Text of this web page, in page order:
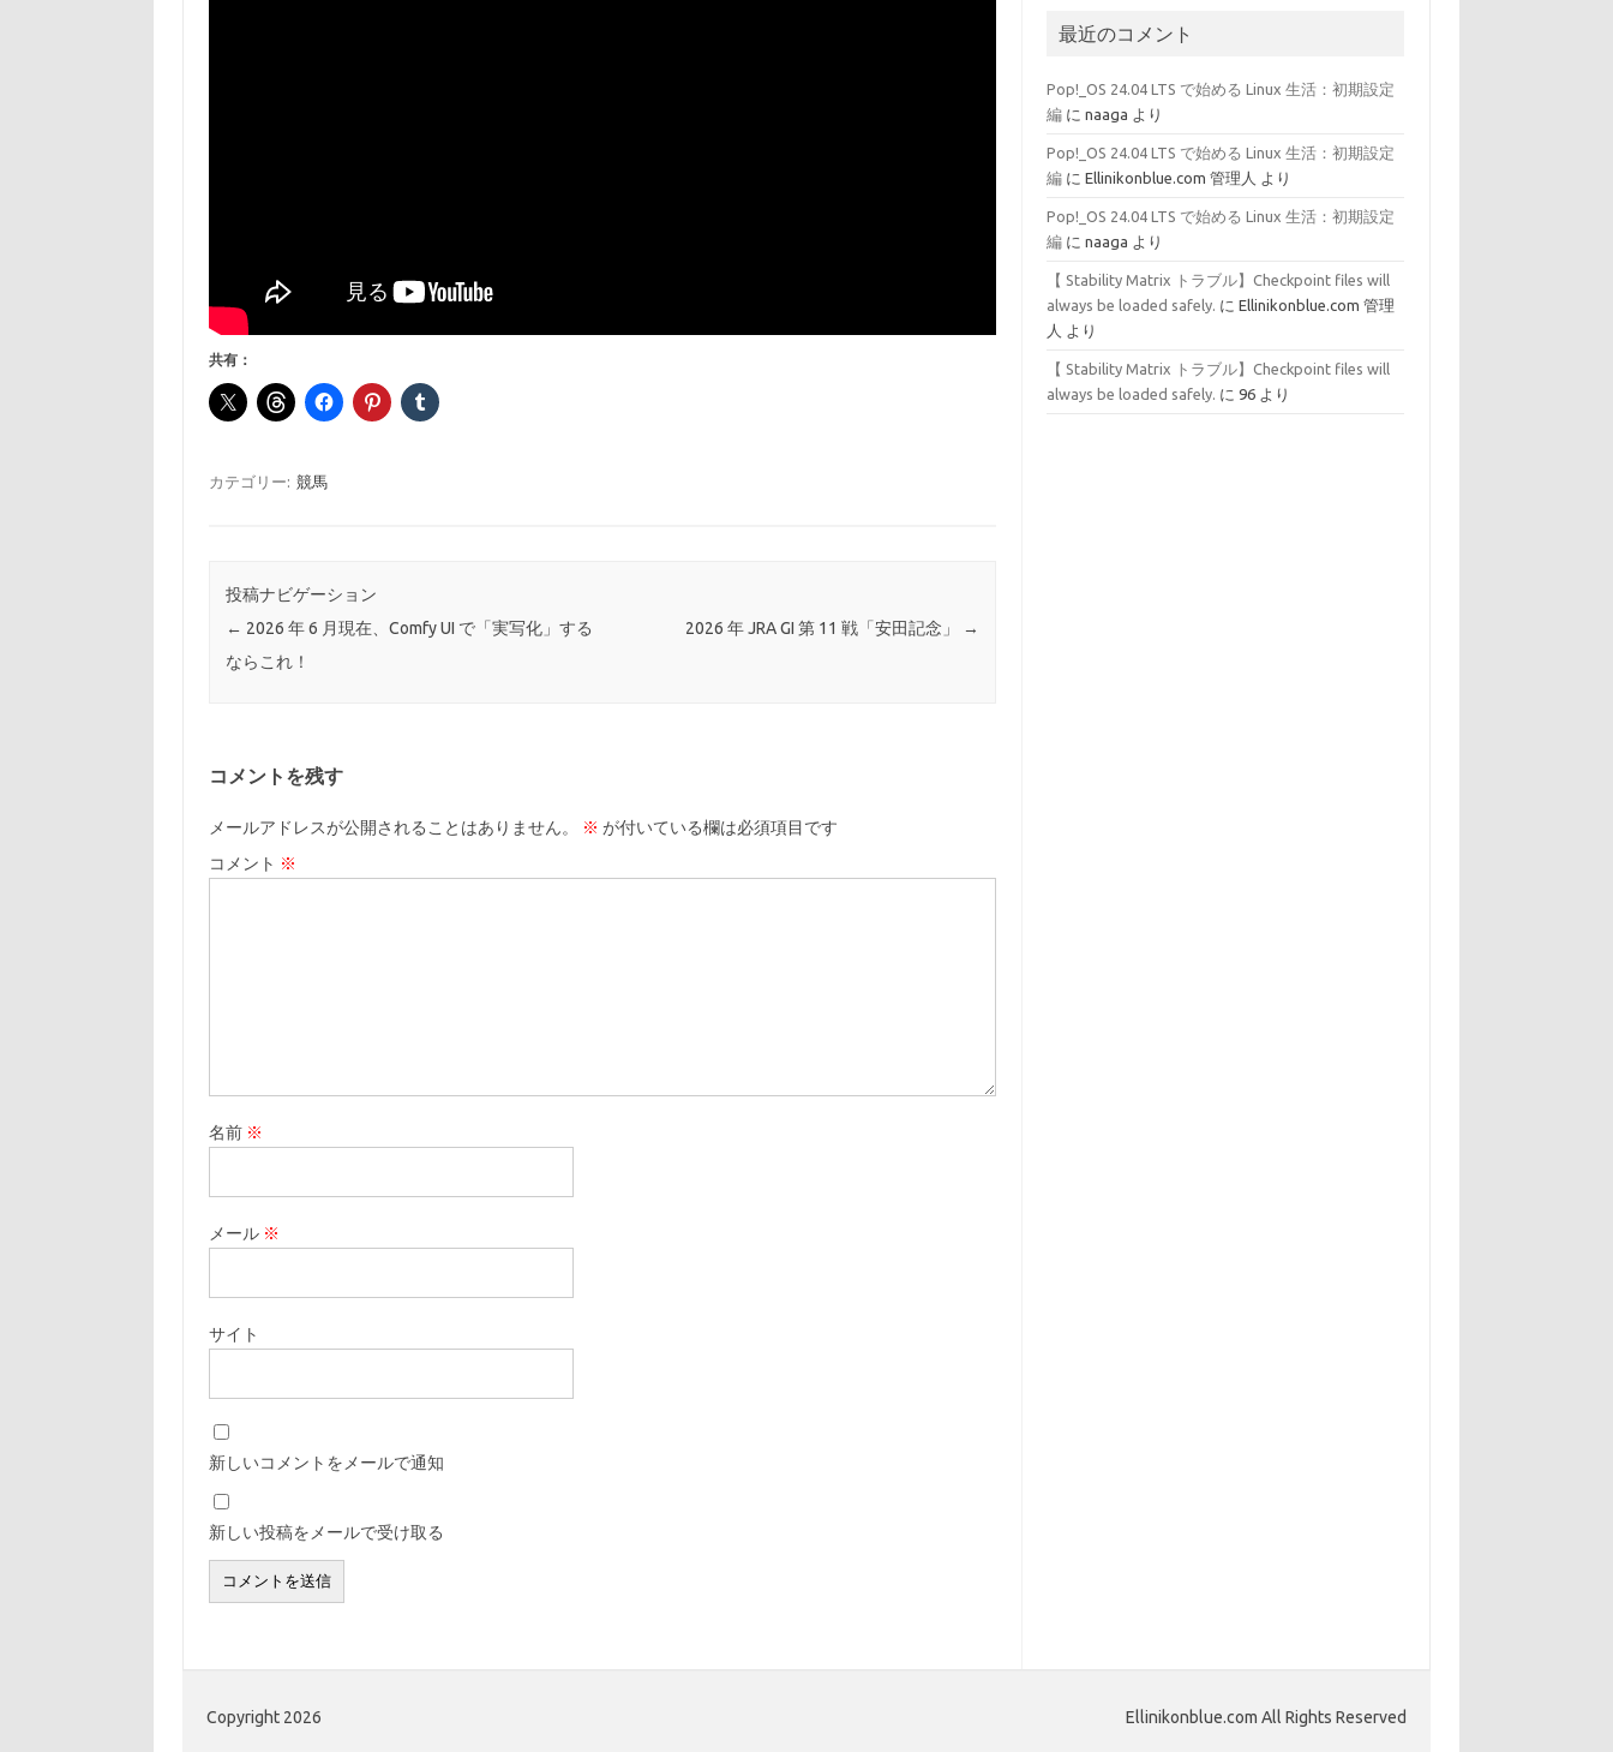
共有：
カテゴリー: 競馬
投稿ナビゲーション
← 2026 年 6 月現在、Comfy UI で「実写化」する
ならこれ！
2026 年 JRA GI 第 11 戦「安田記念」 →
コメントを残す
メールアドレスが公開されることはありません。 ※ が付いている欄は必須項目です
コメント ※
名前 ※
メール ※
サイト
新しいコメントをメールで通知
新しい投稿をメールで受け取る
最近のコメント
Pop!_OS 24.04 LTS で始める Linux 生活：初期設定
編 にnaaga より
Pop!_OS 24.04 LTS で始める Linux 生活：初期設定
編 にEllinikonblue.com 管理人 より
Pop!_OS 24.04 LTS で始める Linux 生活：初期設定
編 にnaaga より
【 Stability Matrix トラブル】Checkpoint files will
always be loaded safely. にEllinikonblue.com 管理
人 より
【 Stability Matrix トラブル】Checkpoint files will
always be loaded safely. に96 より
Copyright 2026 Ellinikonblue.com All Rights Reserved